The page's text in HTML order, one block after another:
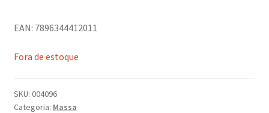
EAN: 7896344412011
Fora de estoque
SKU: 004096
Categoria: Massa